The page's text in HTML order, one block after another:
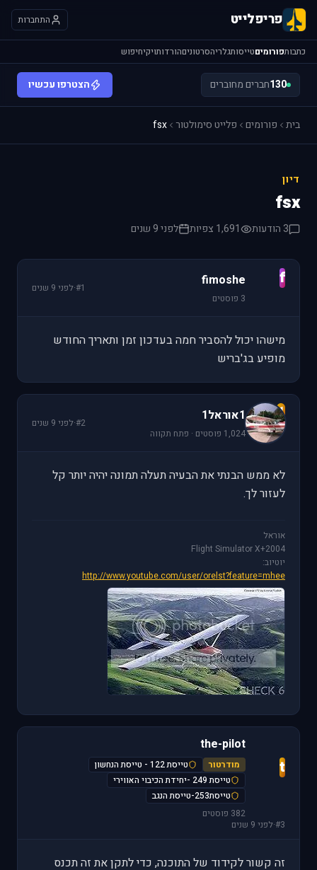
פריפלייט התחברות
כתבותפורומיםטייסותגלריהסרטוניםהורדותויקיחיפוש
130חברים מחוברים הצטרפו עכשיו
בית פורומים פלייט סימולטור fsx
דיון
fsx
3 הודעות 1,691 צפיות לפני 9 שנים
f
fimoshe
3 פוסטים
#1
·לפני 9 שנים
מישהו יכול להסביר חמה בעדכון זמן ותאריך החודש
מופיע בג'בריש
1 1אוראל1
1,024 פוסטים · פתח תקווה
#2
·לפני 9 שנים
לא ממש הבנתי את הבעיה תעלה תמונה יהיה יותר קל
לעזור לך.
אוראל
Flight Simulator X+2004
יוטיוב:
http://www.youtube.com/user/orelst?feature=mhee
t
the-pilot
מודרטור
טייסת 122 - טייסת הנחשון
טייסת 249 -יחידת הכיבוי האווירי
טייסת253-טייסת הנגב
382 פוסטים
#3
·לפני 9 שנים
זה קשור לקידוד של התוכנה, כדי לתקן את זה תכנס